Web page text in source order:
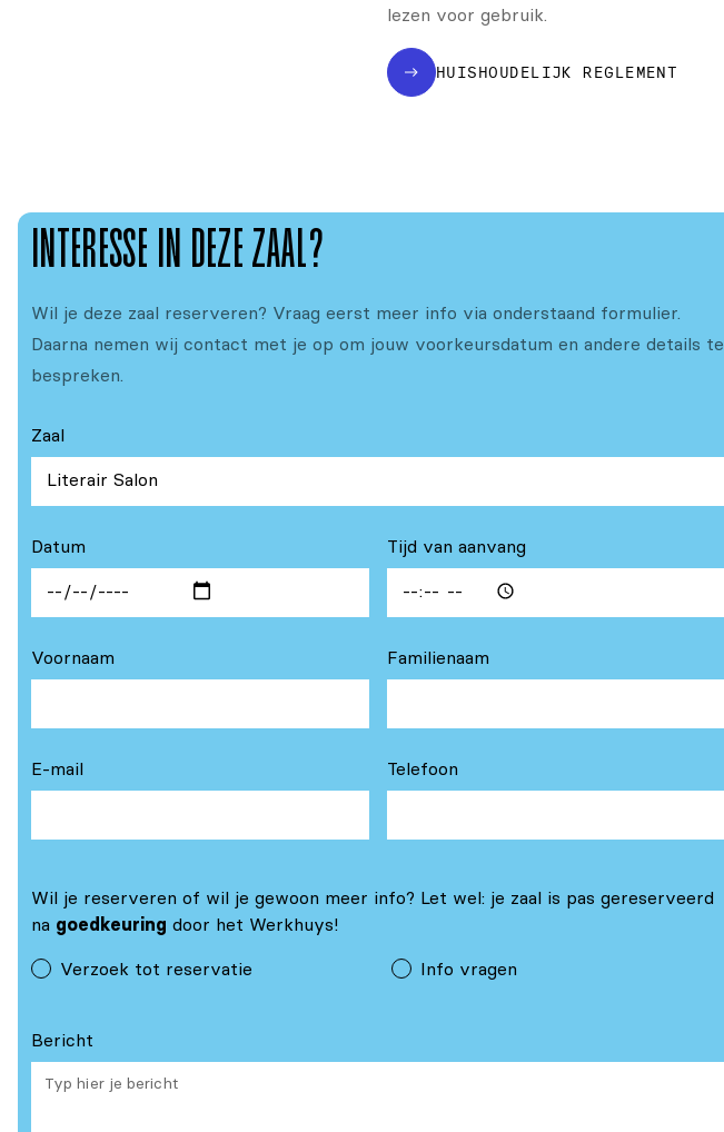
lezen voor gebruik.
HUISHOUDELIJK REGLEMENT
INTERESSE IN DEZE ZAAL?
Wil je deze zaal reserveren? Vraag eerst meer info via onderstaand formulier.
Daarna nemen wij contact met je op om jouw voorkeursdatum en andere details te
bespreken.
Zaal
Datum Tijd van aanvang
Voornaam Familienaam
E-mail Telefoon
Wil je reserveren of wil je gewoon meer info? Let wel: je zaal is pas gereserveerd
na goedkeuring door het Werkhuys!
Verzoek tot reservatie
Info vragen
Bericht